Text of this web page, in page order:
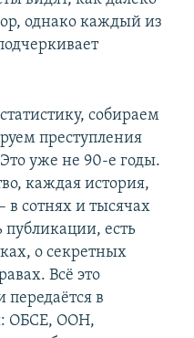
однако каждый из
собираем
преступления
уже не 90-е годы.
каждая история,
в сотнях и тысячах
публикации, есть
о секретных
Всё это
передаётся в
ОБСЕ, ООН,